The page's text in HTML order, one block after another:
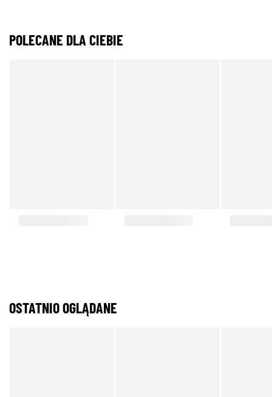
POLECANE DLA CIEBIE
OSTATNIO OGLĄDANE